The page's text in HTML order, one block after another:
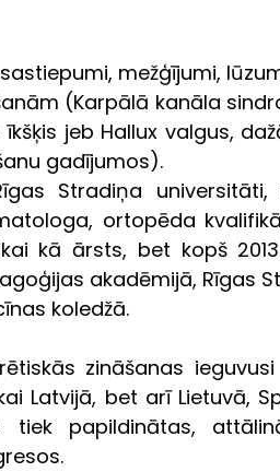
mežģījumi,
(Karpālā kanāla
jeb Hallux valgus,
gadījumos).
Stradiņa
ortopēda
kā ārsts, bet kopš
akadēmijā, Rīgas
koledžā.
zināšanas
Latvijā, bet arī Lietuvā,
tiek papildinātas,